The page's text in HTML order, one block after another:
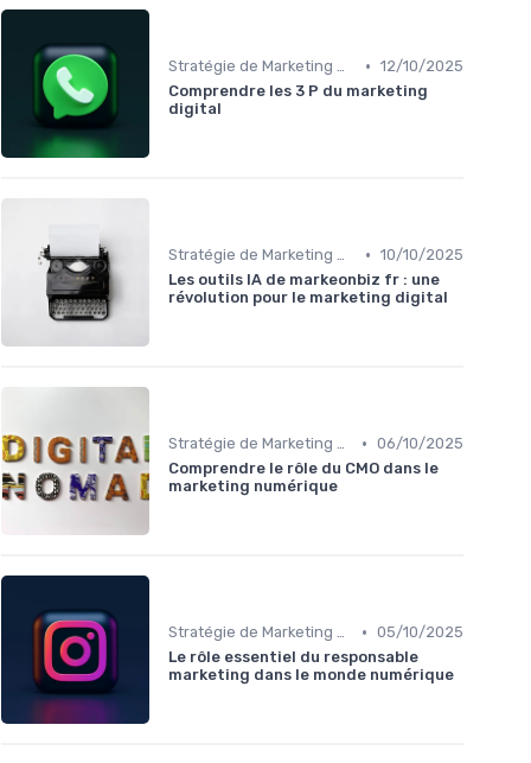
Stratégie de Marketing Digital • 12/10/2025
Comprendre les 3 P du marketing
digital
Stratégie de Marketing Digital • 10/10/2025
Les outils IA de markeonbiz fr : une
révolution pour le marketing digital
Stratégie de Marketing Digital • 06/10/2025
Comprendre le rôle du CMO dans le
marketing numérique
Stratégie de Marketing Digital • 05/10/2025
Le rôle essentiel du responsable
marketing dans le monde numérique